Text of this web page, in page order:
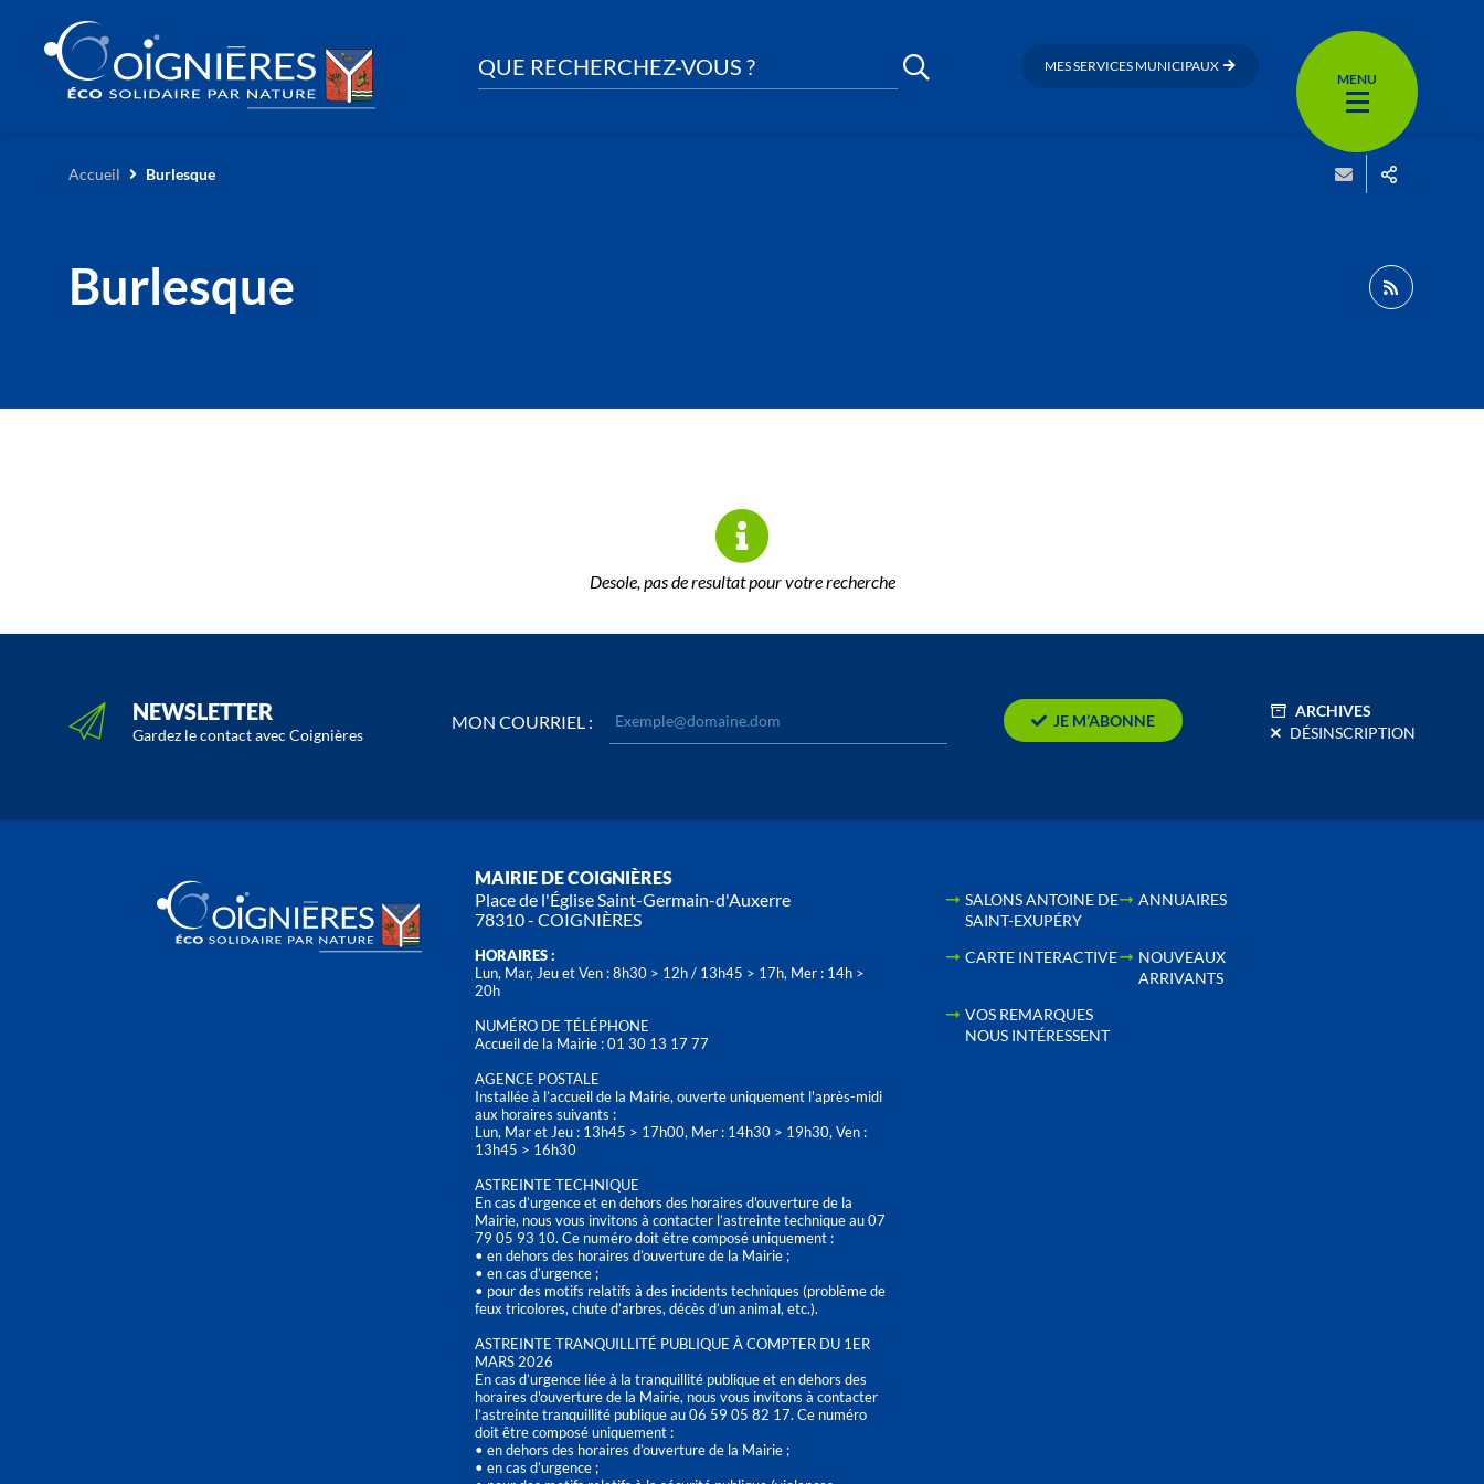
QUE RECHERCHEZ-VOUS ? MES SERVICES MUNICIPAUX
MENU
Accueil Burlesque
Burlesque
Desole, pas de resultat pour votre recherche
NEWSLETTER
Gardez le contact avec Coignières
MON COURRIEL : JE M’ABONNE
ARCHIVES
DÉSINSCRIPTION
MAIRIE DE COIGNIÈRES
Place de l'Église Saint-Germain-d'Auxerre
78310 - COIGNIÈRES
HORAIRES :
Lun, Mar, Jeu et Ven : 8h30 > 12h / 13h45 > 17h, Mer : 14h >
20h
NUMÉRO DE TÉLÉPHONE
Accueil de la Mairie : 01 30 13 17 77
AGENCE POSTALE
Installée à l’accueil de la Mairie, ouverte uniquement l'après-midi
aux horaires suivants :
Lun, Mar et Jeu : 13h45 > 17h00, Mer : 14h30 > 19h30, Ven :
13h45 > 16h30
ASTREINTE TECHNIQUE
En cas d’urgence et en dehors des horaires d'ouverture de la
Mairie, nous vous invitons à contacter l’astreinte technique au 07
79 05 93 10. Ce numéro doit être composé uniquement :
• en dehors des horaires d’ouverture de la Mairie ;
• en cas d’urgence ;
• pour des motifs relatifs à des incidents techniques (problème de
feux tricolores, chute d’arbres, décès d’un animal, etc.).
ASTREINTE TRANQUILLITÉ PUBLIQUE À COMPTER DU 1ER
MARS 2026
En cas d’urgence liée à la tranquillité publique et en dehors des
horaires d'ouverture de la Mairie, nous vous invitons à contacter
l’astreinte tranquillité publique au 06 59 05 82 17. Ce numéro
doit être composé uniquement :
• en dehors des horaires d’ouverture de la Mairie ;
• en cas d’urgence ;
SALONS ANTOINE DE
SAINT-EXUPÉRY
ANNUAIRES
CARTE INTERACTIVE
NOUVEAUX
ARRIVANTS
VOS REMARQUES
NOUS INTÉRESSENT